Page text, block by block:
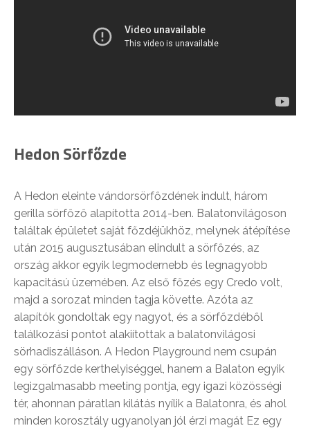
Hedon Sörfőzde
A Hedon eleinte vándorsörfőzdének indult, három
gerilla sörfőző alapította 2014-ben. Balatonvilágoson
találtak épületet saját főzdéjükhöz, melynek átépítése
után 2015 augusztusában elindult a sörfőzés, az
ország akkor egyik legmodernebb és legnagyobb
kapacitású üzemében. Az első főzés egy Credo volt,
majd a sorozat minden tagja követte. Azóta az
alapítók gondoltak egy nagyot, és a sörfőzdéből
találkozási pontot alakiítottak a balatonvilágosi
sörhadiszálláson. A Hedon Playground nem csupán
egy sörfőzde kerthelyiséggel, hanem a Balaton egyik
legizgalmasabb meeting pontja, egy igazi közösségi
tér, ahonnan páratlan kilátás nyílik a Balatonra, és ahol
minden korosztály ugyanolyan jól érzi magát Ez egy